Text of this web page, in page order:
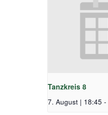
Tanzkreis 8
7. August | 18:45 -